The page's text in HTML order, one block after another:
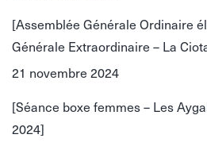
[Assemblée Générale Ordinaire
Générale Extraordinaire – La
21 novembre 2024
[Séance boxe femmes – Les
2024]